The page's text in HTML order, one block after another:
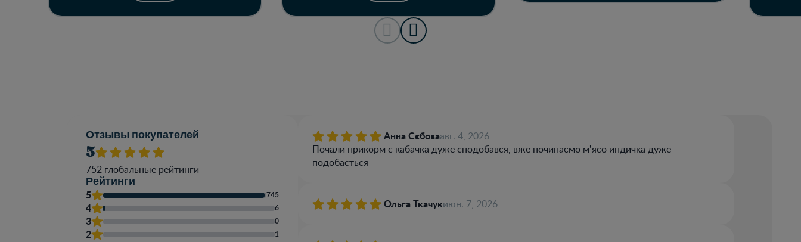
Отзывы покупателей
5
752 глобальные рейтинги
Рейтинги
5 745
4 6
3 0
2 1
Анна Сєбоваавг. 4, 2026
Почали прикорм с кабачка дуже сподобався, вже починаємо мʼясо индичка дуже
подобається
Ольга Ткачукиюн. 7, 2026